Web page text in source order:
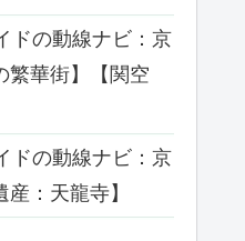
ドの動線ナビ：京
繁華街】【関空
ドの動線ナビ：京
：天龍寺】